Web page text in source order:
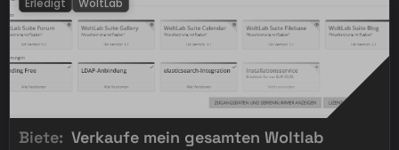
Erledigt WoltLab
Biete
Verkaufe mein gesamten Woltlab